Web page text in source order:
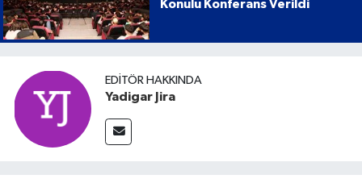
Konulu Konferans Verildi
EDITÖR HAKKINDA
Yadigar Jira